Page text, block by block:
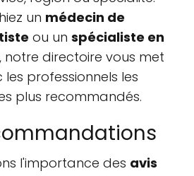
un médecin de
ou un spécialiste en
, notre directoire vous met
professionnels les
plus recommandés.
l'importance des avis